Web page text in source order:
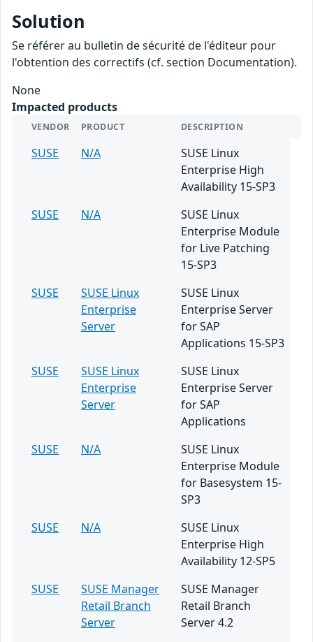
Solution
Se référer au bulletin de sécurité de l'éditeur pour
l'obtention des correctifs (cf. section Documentation).
None
Impacted products
VENDOR PRODUCT DESCRIPTION
SUSE N/A
SUSE Linux
Enterprise High
Availability 15-SP3
SUSE
N/A
SUSE Linux
Enterprise Module
for Live Patching
15-SP3
SUSE
SUSE Linux
Enterprise
Server
SUSE Linux
Enterprise Server
for SAP
Applications 15-SP3
SUSE
SUSE Linux
Enterprise
Server
SUSE Linux
Enterprise Server
for SAP
Applications
SUSE
N/A
SUSE Linux
Enterprise Module
for Basesystem 15-
SP3
SUSE
N/A
SUSE Linux
Enterprise High
Availability 12-SP5
SUSE
SUSE Manager
Retail Branch
Server
SUSE Manager
Retail Branch
Server 4.2